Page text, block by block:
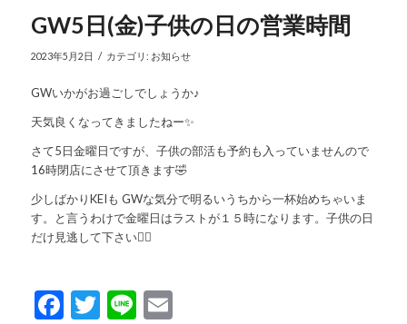
GW5日(金)子供の日の営業時間
2023年5月2日 / カテゴリ: お知らせ
GWいかがお過ごしでしょうか♪
天気良くなってきましたねー✨
さて5日金曜日ですが、子供の部活も予約も入っていませんので
16時閉店にさせて頂きます🤣
少しばかりKEIも GWな気分で明るいうちから一杯始めちゃいま
す。と言うわけで金曜日はラストが１５時になります。子供の日
だけ見逃して下さい🙇‍♂️
Facebook
Twitter
LineEmail